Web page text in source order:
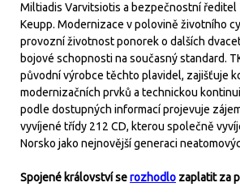
Miltiadis Varvitsiotis a bezpečnostní ředitel
Keupp. Modernizace v polovině životního
provozní životnost ponorek o dalších
bojové schopnosti na současný standard.
původní výrobce těchto plavidel, zajišťuje
modernizačních prvků a technickou
podle dostupných informací projevuje
vyvíjené třídy 212 CD, kterou společně
Norsko jako nejnovější generaci
Spojené království serozhodlo zaplatit za